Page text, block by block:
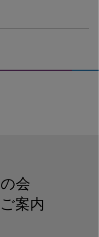
会
案内